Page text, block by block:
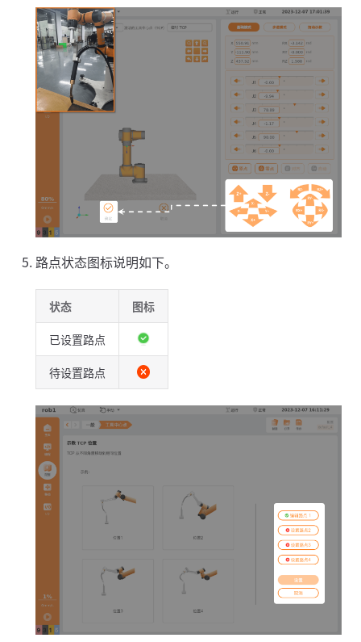
路点状态图标说明如下。
状态 图标
已设置路点
待设置路点